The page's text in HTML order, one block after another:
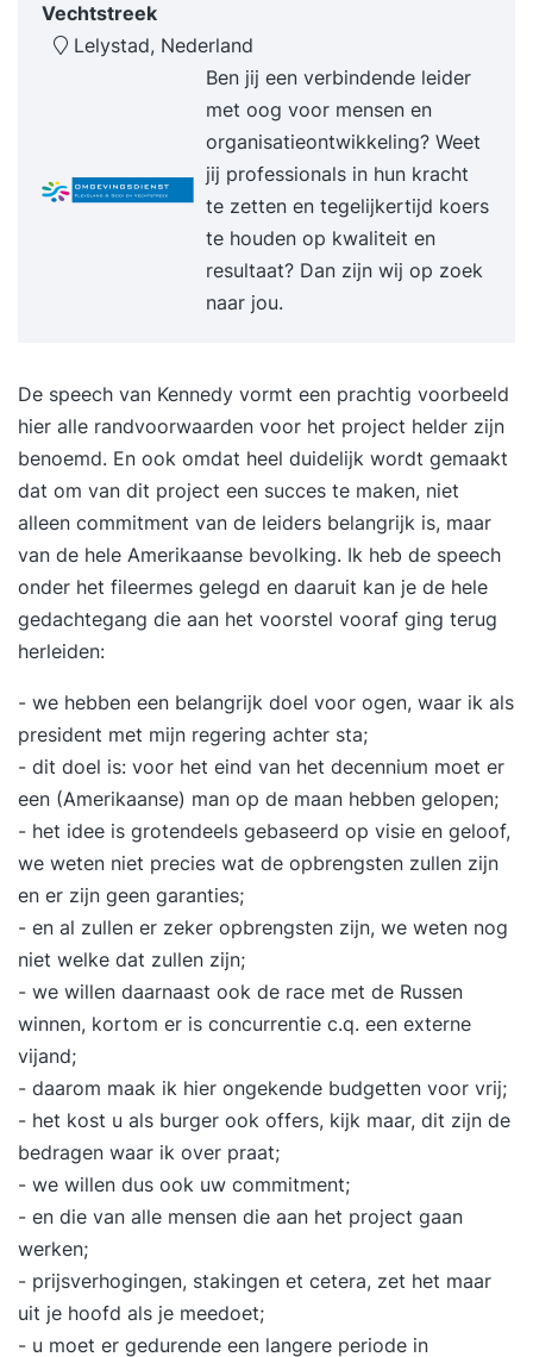
Vechtstreek
Lelystad, Nederland
Ben jij een verbindende leider
met oog voor mensen en
organisatieontwikkeling? Weet
jij professionals in hun kracht
te zetten en tegelijkertijd koers
te houden op kwaliteit en
resultaat? Dan zijn wij op zoek
naar jou.
De speech van Kennedy vormt een prachtig voorbeeld
hier alle randvoorwaarden voor het project helder zijn
benoemd. En ook omdat heel duidelijk wordt gemaakt
dat om van dit project een succes te maken, niet
alleen commitment van de leiders belangrijk is, maar
van de hele Amerikaanse bevolking. Ik heb de speech
onder het fileermes gelegd en daaruit kan je de hele
gedachtegang die aan het voorstel vooraf ging terug
herleiden:
- we hebben een belangrijk doel voor ogen, waar ik als
president met mijn regering achter sta;
- dit doel is: voor het eind van het decennium moet er
een (Amerikaanse) man op de maan hebben gelopen;
- het idee is grotendeels gebaseerd op visie en geloof,
we weten niet precies wat de opbrengsten zullen zijn
en er zijn geen garanties;
- en al zullen er zeker opbrengsten zijn, we weten nog
niet welke dat zullen zijn;
- we willen daarnaast ook de race met de Russen
winnen, kortom er is concurrentie c.q. een externe
vijand;
- daarom maak ik hier ongekende budgetten voor vrij;
- het kost u als burger ook offers, kijk maar, dit zijn de
bedragen waar ik over praat;
- we willen dus ook uw commitment;
- en die van alle mensen die aan het project gaan
werken;
- prijsverhogingen, stakingen et cetera, zet het maar
uit je hoofd als je meedoet;
- u moet er gedurende een langere periode in